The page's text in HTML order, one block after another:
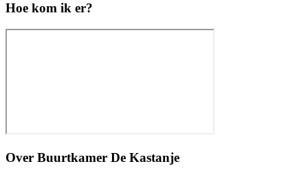
Hoe kom ik er?
Over Buurtkamer De Kastanje